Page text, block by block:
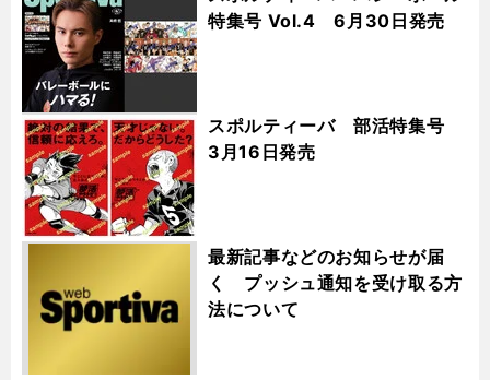
特集号 Vol.4 6月30日発売
スポルティーバ 部活特集号
3月16日発売
最新記事などのお知らせが届
く プッシュ通知を受け取る方
法について